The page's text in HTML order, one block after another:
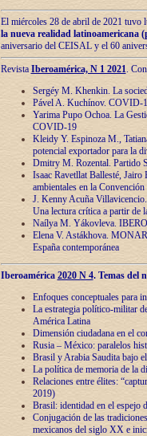
El miércoles 28 de abril de 2021 tuvo
la nueva realidad latinoamericana
aniversario del CEISAL y el 60
Revista Iberoamérica, N 1 2021.
Sergéy M. Khenkin. La
Pável A. Kuchínov. COVID-
Yarima Pupo Ochoa. La
COVID-19
Kleidy Y. Espinoza M.,
potencial exportador para la
Dmitry M. Rozental. Partido
Isaac Ravetllat Ballesté, Jairo
ambientales en la
J. Kenny Acuña
Una lectura crítica a partir de
Naílya M. Yákovleva.
Elena V. Astákhova.
España contemporánea
Iberoamérica 2020 N 4. Temas del
Enfoques conceptuales para
La estrategia político-militar
América Latina
Dimensión ciudadana en el
Rusia – México: paralelos
Brasil y Arabia Saudita bajo
La política de memoria de la
Relaciones entre élites:
2019)
Brasil: identidad en el espejo
Conjugación de las
mexicanos del siglo XX e